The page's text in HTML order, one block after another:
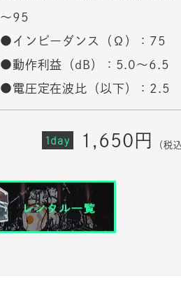
～95
●インピーダンス（Ω）：75
●動作利益（dB）：5.0～6.5
●電圧定在波比（以下）：2.5
1day 1,650円 （税